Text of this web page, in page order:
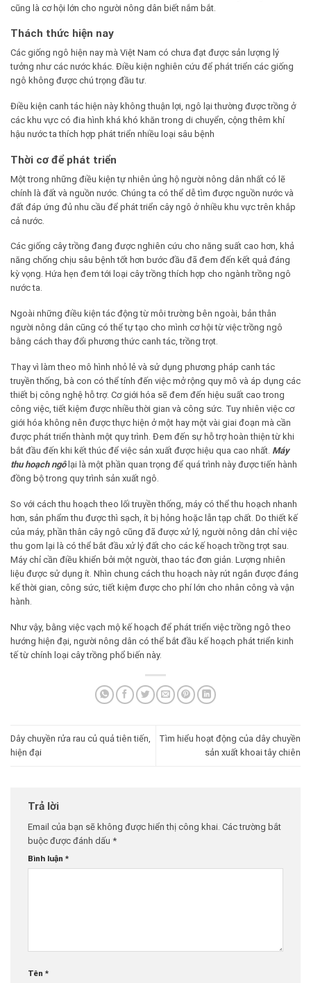
cũng là cơ hội lớn cho người nông dân biết nắm bắt.
Thách thức hiện nay
Các giống ngô hiện nay mà Việt Nam có chưa đạt được sản lượng lý
tưởng như các nước khác. Điều kiện nghiên cứu để phát triển các giống
ngô không được chú trọng đầu tư.
Điều kiện canh tác hiện này không thuận lợi, ngô lại thường được trồng ở
các khu vực có đia hình khá khó khăn trong di chuyển, cộng thêm khí
hậu nước ta thích hợp phát triển nhiều loại sâu bệnh
Thời cơ để phát triển
Một trong những điều kiện tự nhiên ủng hộ người nông dân nhất có lẽ
chính là đất và nguồn nước. Chúng ta có thể dễ tìm được nguồn nước và
đất đáp ứng đủ nhu cầu để phát triển cây ngô ở nhiều khu vực trên khắp
cả nước.
Các giống cây trồng đang được nghiên cứu cho năng suất cao hơn, khả
năng chống chịu sâu bệnh tốt hơn bước đầu đã đem đến kết quả đáng
kỳ vọng. Hứa hẹn đem tới loại cây trồng thích hợp cho ngành trồng ngô
nước ta.
Ngoài những điều kiện tác động từ môi trường bên ngoài, bản thân
người nông dân cũng có thể tự tạo cho mình cơ hội từ việc trồng ngô
bằng cách thay đổi phương thức canh tác, trồng trọt.
Thay vì làm theo mô hình nhỏ lẻ và sử dụng phương pháp canh tác
truyền thống, bà con có thể tính đến việc mở rộng quy mô và áp dụng các
thiết bị công nghệ hỗ trợ. Cơ giới hóa sẽ đem đến hiệu suất cao trong
công việc, tiết kiệm được nhiều thời gian và công sức. Tuy nhiên việc cơ
giới hóa không nên được thực hiện ở một hay một vài giai đoạn mà cần
được phát triển thành một quy trình. Đem đến sự hỗ trợ hoàn thiện từ khi
bắt đầu đến khi kết thúc để việc sản xuất được hiệu qua cao nhất. Máy
thu hoạch ngôlại là một phần quan trọng để quá trình này được tiến hành
đồng bộ trong quy trình sản xuất ngô.
So với cách thu hoạch theo lối truyền thống, máy có thể thu hoạch nhanh
hơn, sản phẩm thu được thì sạch, ít bị hỏng hoặc lẫn tạp chất. Do thiết kế
của máy, phần thân cây ngô cũng đã được xử lý, người nông dân chỉ việc
thu gom lại là có thể bắt đầu xử lý đất cho các kế hoạch trồng trọt sau.
Máy chỉ cần điều khiển bởi một người, thao tác đơn giản. Lượng nhiên
liệu được sử dụng ít. Nhìn chung cách thu hoạch này rút ngắn được đáng
kể thời gian, công sức, tiết kiệm được cho phí lớn cho nhân công và vận
hành.
Như vậy, bằng việc vạch mộ kế hoạch để phát triển việc trồng ngô theo
hướng hiện đại, người nông dân có thể bắt đầu kế hoạch phát triển kinh
tế từ chính loại cây trồng phổ biến này.
Dây chuyền rửa rau củ quả tiên tiến,
hiện đại
Tìm hiểu hoạt động của dây chuyền
sản xuất khoai tây chiên
Trả lời
Email của bạn sẽ không được hiển thị công khai. Các trường bắt
buộc được đánh dấu *
Bình luận *
Tên *